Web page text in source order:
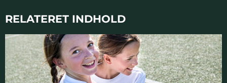
RELATERET INDHOLD